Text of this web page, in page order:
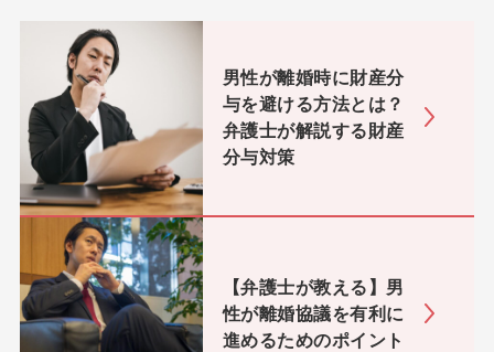
男性が離婚時に財産分
与を避ける方法とは？
弁護士が解説する財産
分与対策
【弁護士が教える】男
性が離婚協議を有利に
進めるためのポイント